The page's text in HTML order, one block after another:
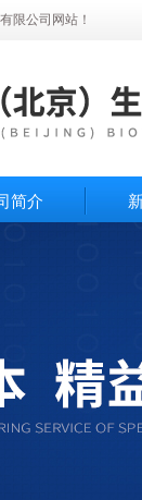
限公司网站！
简介